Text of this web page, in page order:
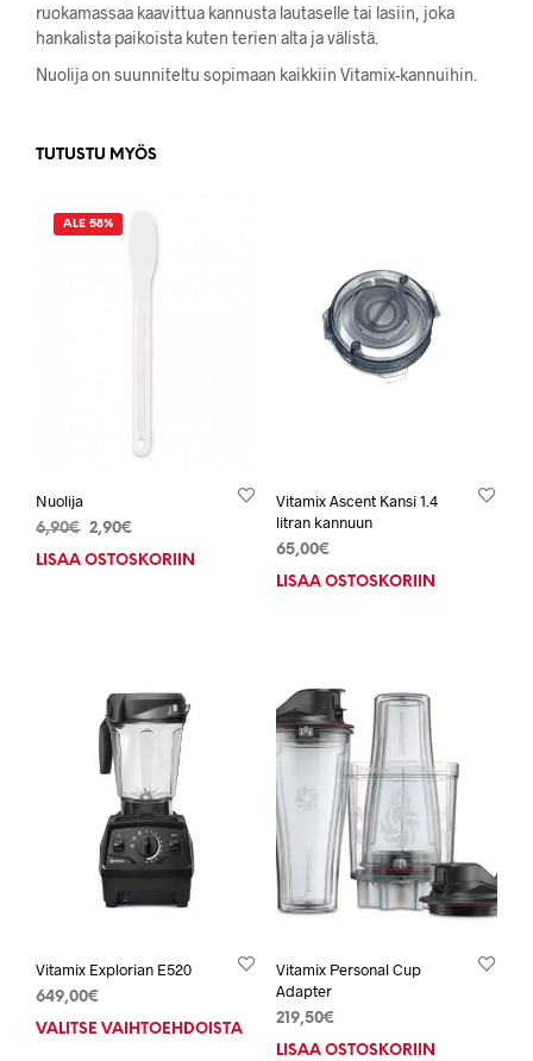
ruokamassaa kaavittua kannusta lautaselle tai lasiin, joka
hankalista paikoista kuten terien alta ja välistä.
Nuolija on suunniteltu sopimaan kaikkiin Vitamix-kannuihin.
TUTUSTU MYÖS
ALE 58%
Nuolija
6,90€ Alkuperäinen
hinta
2,90€
hinta
LISÄÄ OSTOSKORIIN
Vitamix Ascent Kansi 1.4
litran kannuun
65,00€
LISÄÄ OSTOSKORIIN
Vitamix Explorian E520
649,00€
VALITSE VAIHTOEHDOISTA
tuotteella
Vitamix Personal Cup
Adapter
219,50€
LISÄÄ OSTOSKORIIN